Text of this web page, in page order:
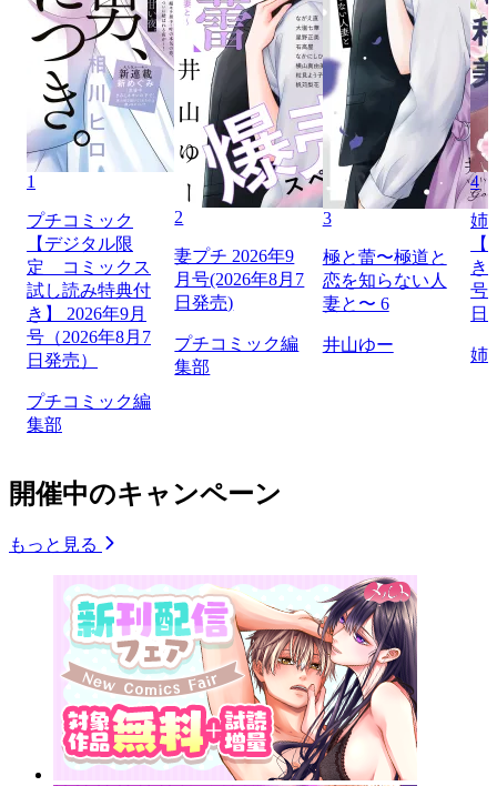
1
プチコミック
【デジタル限
定 コミックス
試し読み特典付
き】 2026年9月
号（2026年8月7
日発売）
プチコミック編
集部
2
妻プチ 2026年9
月号(2026年8月7
日発売)
プチコミック編
集部
3
極と蕾〜極道と
恋を知らない人
妻と〜 6
井山ゆー
4
姉
き
号
日
姉
開催中のキャンペーン
もっと見る